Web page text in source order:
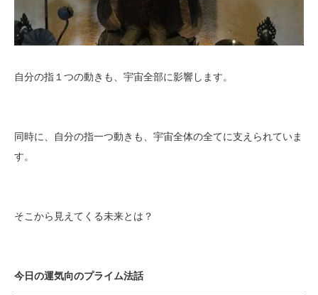
自分の指１つの動きも、宇宙全部に影響します。
同時に、自分の指一つ動きも、宇宙全体の全てに支えられていま
す。
そこから見えてくる未来とは？
今日の運気向のプライム法話